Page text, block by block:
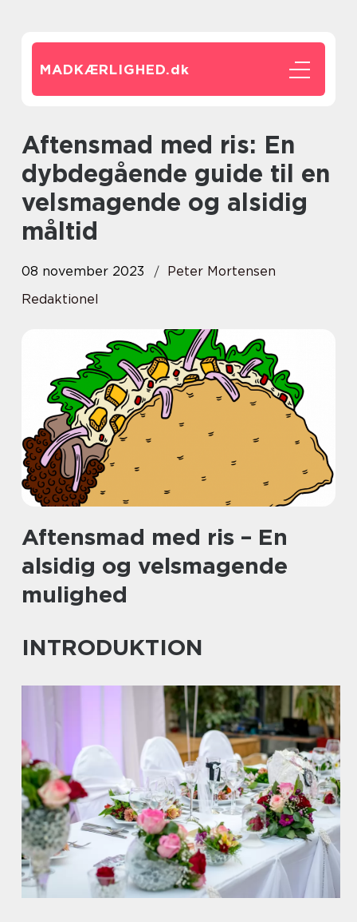
MADKÆRLIGHED.dk
Aftensmad med ris: En
dybdegående guide til en
velsmagende og alsidig
måltid
08 november 2023
Peter Mortensen
Redaktionel
Aftensmad med ris – En
alsidig og velsmagende
mulighed
INTRODUKTION